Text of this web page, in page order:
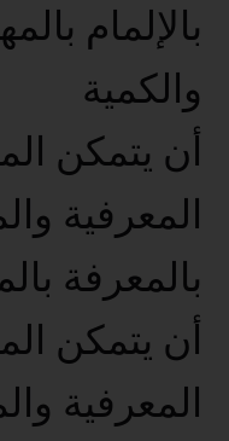
بالإلمام
والكمية
أن يتمكن
المعرفية
بالمعرفة
أن يتمكن
المعرفية